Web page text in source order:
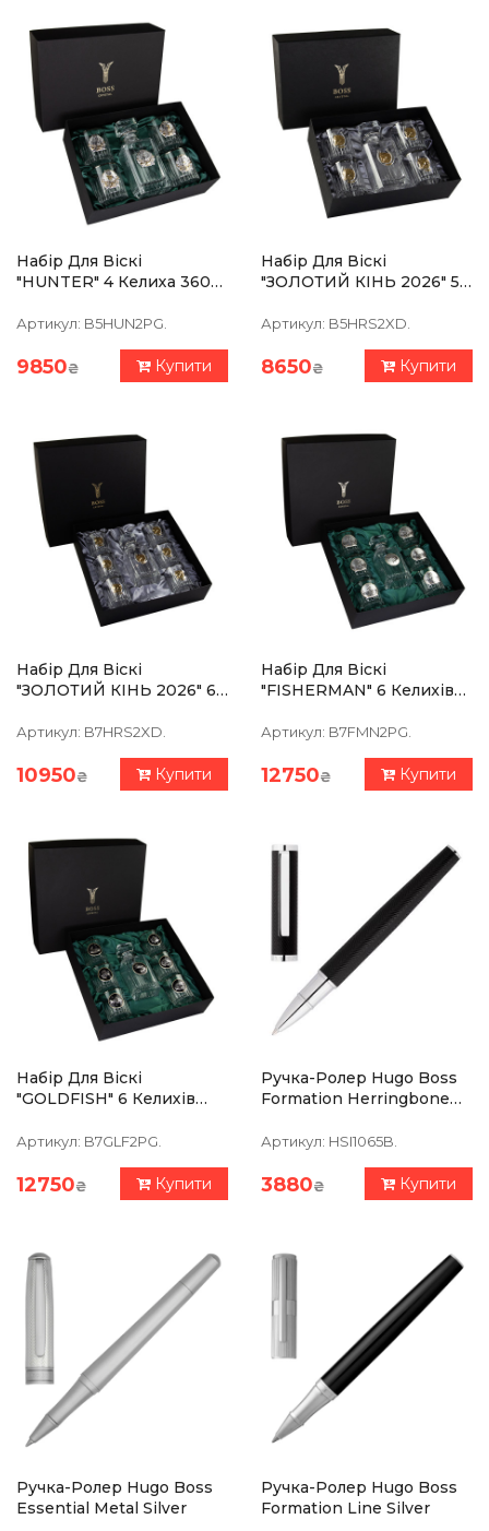
Набір Для Віскі
"HUNTER" 4 Келиха 360
Кришталь З Платиною,
Артикул: B5HUN2PG.
9850₴ Купити
Набір Для Віскі
"ЗОЛОТИЙ КIНЬ 2026" 5
Келиха, Срібло, Золото,
Платини)
Артикул: B5HRS2XD.
8650₴ Купити
Набір Для Віскі
"ЗОЛОТИЙ КIНЬ 2026" 6
750 Мл, Срібло, Золото,
Платини)
Артикул: B7HRS2XD.
10950₴ Купити
Набір Для Віскі
"FISHERMAN" 6 Келихів
Кришталь З Платиною,
Позлотою
Артикул: B7FMN2PG.
12750₴ Купити
Набір Для Віскі
"GOLDFISH" 6 Келихів
Кришталь З Платиною,
Позолотою
Артикул: B7GLF2PG.
12750₴ Купити
Ручка-Ролер Hugo Boss
Formation Herringbone
Артикул: HSI1065B.
3880₴ Купити
Ручка-Ролер Hugo Boss
Essential Metal Silver
Ручка-Ролер Hugo Boss
Formation Line Silver